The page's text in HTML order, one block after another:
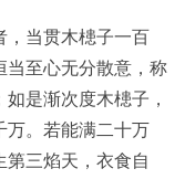
当贯木槵子一百
当至心无分散意，称
是渐次度木槵子，
万。若能满二十万
三焰天，衣食自